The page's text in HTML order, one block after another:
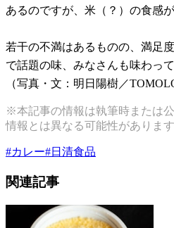
あるのですが、米（？）の食感
若干の不満はあるものの、満足
で話題の味、みなさんも味わっ
（写真・文：明日陽樹／
※本記事の情報は執筆時または
情報とは異なる可能性がありま
#カレー#日清食品
関連記事